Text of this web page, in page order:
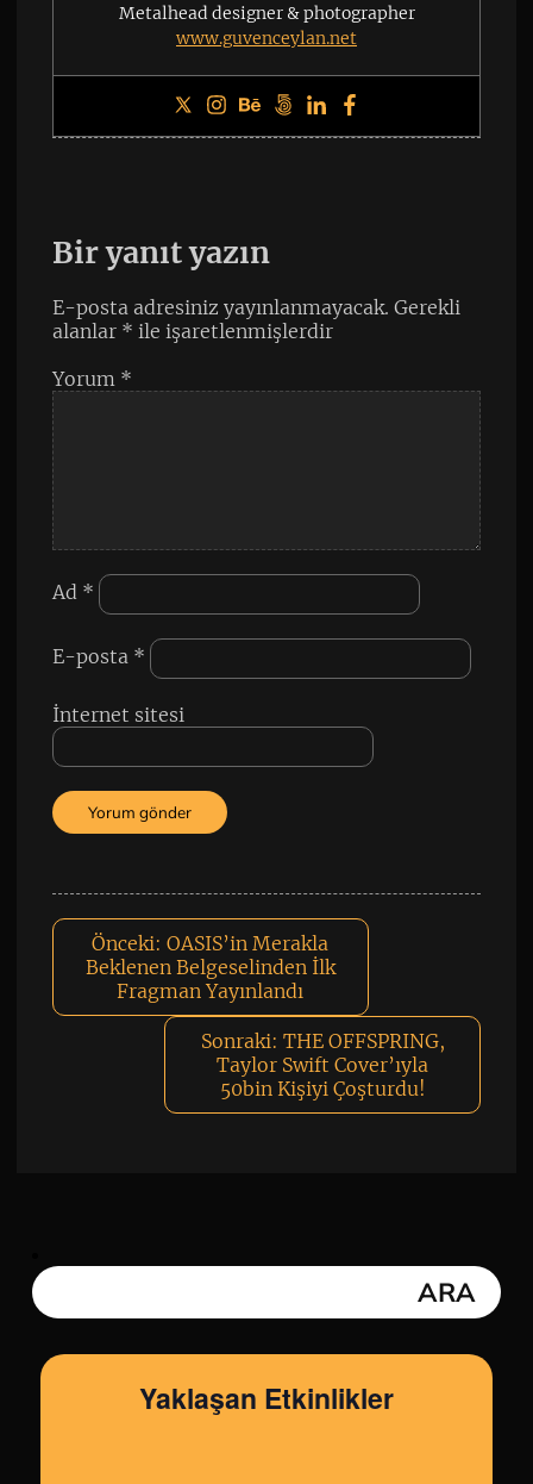
Metalhead designer & photographer
www.guvenceylan.net
Bir yanıt yazın
E-posta adresiniz yayınlanmayacak. Gerekli
alanlar * ile işaretlenmişlerdir
Yorum *
Ad *
E-posta *
İnternet sitesi
Önceki: OASIS’in Merakla
Beklenen Belgeselinden İlk
Fragman Yayınlandı
Sonraki: THE OFFSPRING,
Taylor Swift Cover’ıyla
50bin Kişiyi Çoşturdu!
Yaklaşan Etkinlikler